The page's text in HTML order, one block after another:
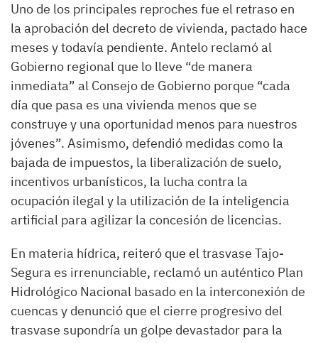
Uno de los principales reproches fue el retraso en
la aprobación del decreto de vivienda, pactado hace
meses y todavía pendiente. Antelo reclamó al
Gobierno regional que lo lleve “de manera
inmediata” al Consejo de Gobierno porque “cada
día que pasa es una vivienda menos que se
construye y una oportunidad menos para nuestros
jóvenes”. Asimismo, defendió medidas como la
bajada de impuestos, la liberalización de suelo,
incentivos urbanísticos, la lucha contra la
ocupación ilegal y la utilización de la inteligencia
artificial para agilizar la concesión de licencias.
En materia hídrica, reiteró que el trasvase Tajo-
Segura es irrenunciable, reclamó un auténtico Plan
Hidrológico Nacional basado en la interconexión de
cuencas y denunció que el cierre progresivo del
trasvase supondría un golpe devastador para la